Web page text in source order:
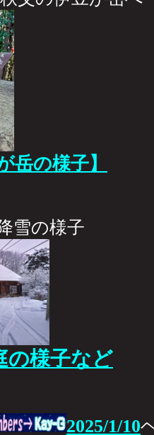
岳の様子】
雪の様子
の様子など
2025/1/10